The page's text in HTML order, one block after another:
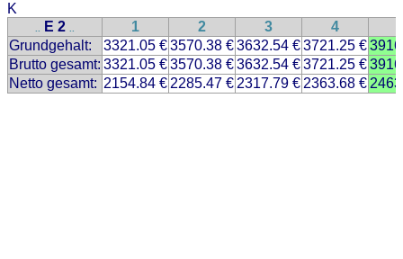
K
.. E 2 .. 1 2 3 4
Grundgehalt:
3321.05 €3570.38 €3632.54 €3721.25 €
Brutto gesamt: 3321.05 €3570.38 €3632.54 €3721.25 €
Netto gesamt: 2154.84 € 2285.47 € 2317.79 € 2363.68 €